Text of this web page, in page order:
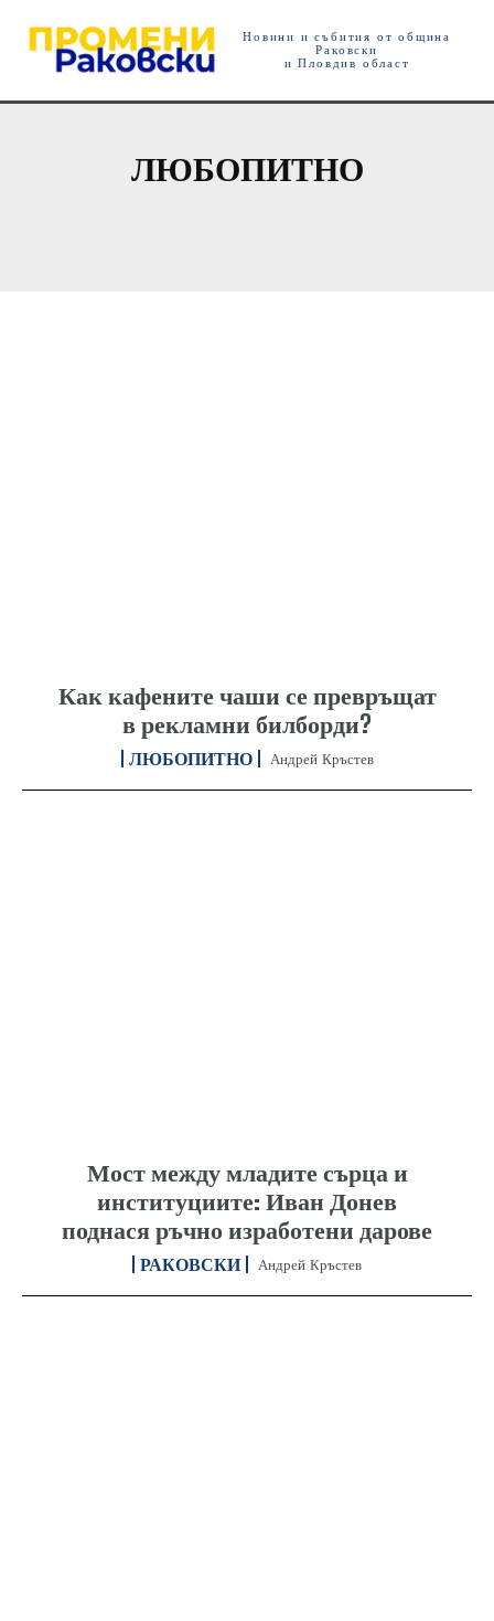
Новини и събития от община
Раковски
и Пловдив област
ЛЮБОПИТНО
Как кафените чаши се превръщат
в рекламни билборди?
ЛЮБОПИТНО Андрей Кръстев
Мост между младите сърца и
институциите: Иван Донев
поднася ръчно изработени дарове
РАКОВСКИ Андрей Кръстев